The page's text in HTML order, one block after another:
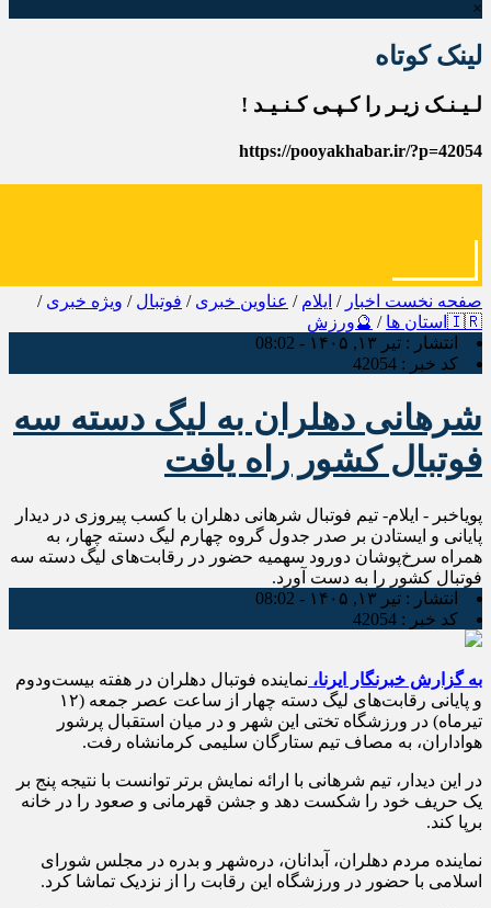
×
لینک کوتاه
لـیـنـک زیـر را کـپـی کـنـیـد !
https://pooyakhabar.ir/?p=42054
صفحه نخست اخبار / ایلام / عناوین خبری / فوتبال / ویژه خبری /
🇮🇷استان ها
/ 🔮ورزش
انتشار : تیر ۱۳, ۱۴۰۵ - 08:02
کد خبر : 42054
شرهانی دهلران به لیگ دسته سه
فوتبال کشور راه یافت
پویاخبر - ایلام- تیم فوتبال شرهانی دهلران با کسب پیروزی در دیدار
پایانی و ایستادن بر صدر جدول گروه چهارم لیگ دسته چهار، به
همراه سرخ‌پوشان دورود سهمیه حضور در رقابت‌های لیگ دسته سه
فوتبال کشور را به دست آورد.
انتشار : تیر ۱۳, ۱۴۰۵ - 08:02
کد خبر : 42054
به گزارش خبرنگار ایرنا، نماینده فوتبال دهلران در هفته بیست‌ودوم
و پایانی رقابت‌های لیگ دسته چهار از ساعت عصر جمعه (۱۲
تیرماه) در ورزشگاه تختی این شهر و در میان استقبال پرشور
هواداران، به مصاف تیم ستارگان سلیمی کرمانشاه رفت.
در این دیدار، تیم شرهانی با ارائه نمایش برتر توانست با نتیجه پنج بر
یک حریف خود را شکست دهد و جشن قهرمانی و صعود را در خانه
برپا کند.
نماینده مردم دهلران، آبدانان، دره‌شهر و بدره در مجلس شورای
اسلامی با حضور در ورزشگاه این رقابت را از نزدیک تماشا کرد.